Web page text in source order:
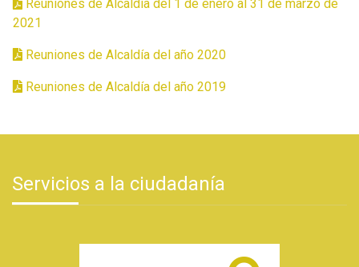
Reuniones de Alcaldía del 1 de enero al 31 de marzo de
2021
Reuniones de Alcaldía del año 2020
Reuniones de Alcaldía del año 2019
Servicios a la ciudadanía